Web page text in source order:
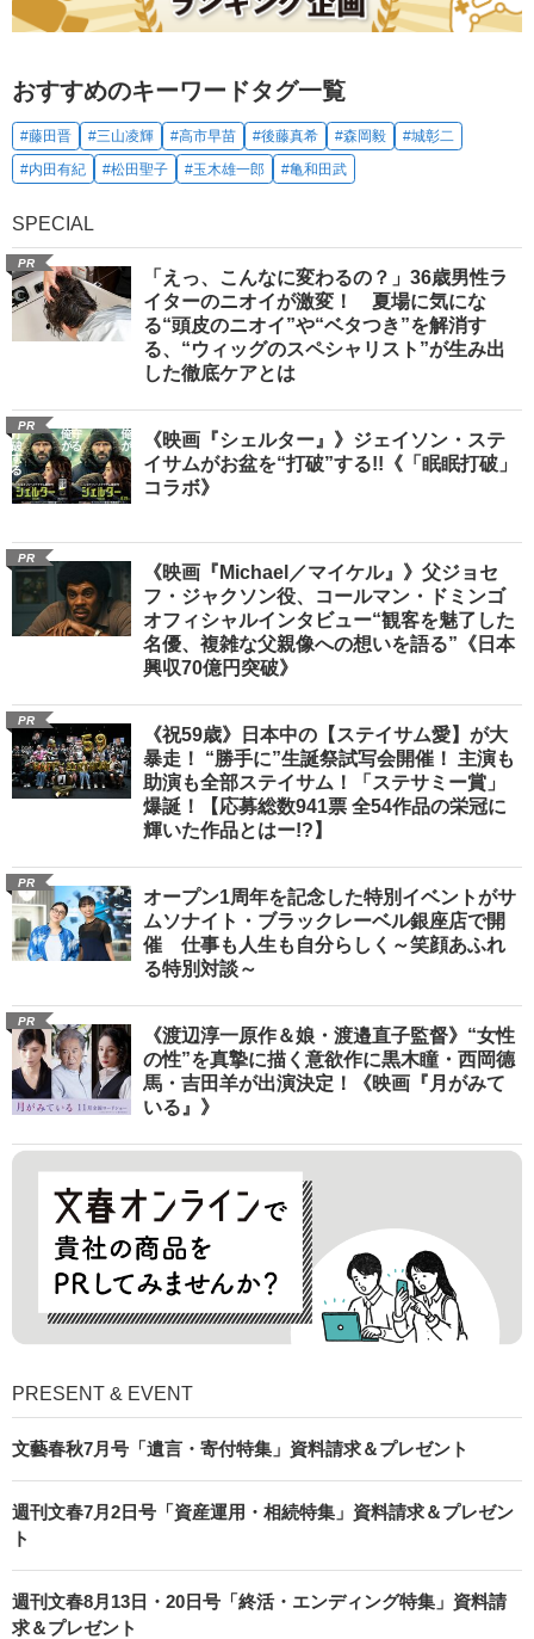
おすすめのキーワードタグ一覧
#藤田晋 #三山凌輝 #高市早苗 #後藤真希 #森岡毅
#城彰二
#内田有紀
#松田聖子 #玉木雄一郎 #亀和田武
SPECIAL
PR
「えっ、こんなに変わるの？」36歳男性ラ
イターのニオイが激変！ 夏場に気にな
る“頭皮のニオイ”や“ベタつき”を解消す
る、“ウィッグのスペシャリスト”が生み出
した徹底ケアとは
PR
《映画『シェルター』》ジェイソン・ステ
イサムがお盆を“打破”する!!《「眠眠打破」
コラボ》
PR
《映画『Michael／マイケル』》父ジョセ
フ・ジャクソン役、コールマン・ドミンゴ
オフィシャルインタビュー“観客を魅了した
名優、複雑な父親像への想いを語る”《日本
興収70億円突破》
PR
《祝59歳》日本中の【ステイサム愛】が大
暴走！ “勝手に”生誕祭試写会開催！ 主演も
助演も全部ステイサム！「ステサミー賞」
爆誕！【応募総数941票 全54作品の栄冠に
輝いた作品とはー!?】
PR
オープン1周年を記念した特別イベントがサ
ムソナイト・ブラックレーベル銀座店で開
催 仕事も人生も自分らしく～笑顔あふれ
る特別対談～
PR
《渡辺淳一原作＆娘・渡邉直子監督》“女性
の性”を真摯に描く意欲作に黒木瞳・西岡德
馬・吉田羊が出演決定！《映画『月がみて
いる』》
PRESENT & EVENT
文藝春秋7月号「遺言・寄付特集」資料請求＆プレゼント
週刊文春7月2日号「資産運用・相続特集」資料請求＆プレゼン
ト
週刊文春8月13日・20日号「終活・エンディング特集」資料請
求＆プレゼント